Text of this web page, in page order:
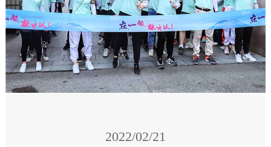
2022/02/21